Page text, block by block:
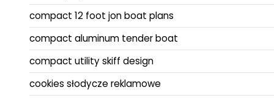
compact 12 foot jon boat plans
compact aluminum tender boat
compact utility skiff design
cookies słodycze reklamowe